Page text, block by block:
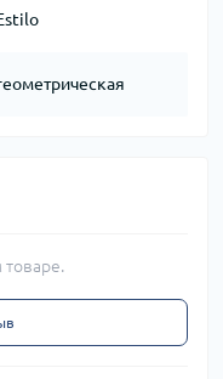
товаре.